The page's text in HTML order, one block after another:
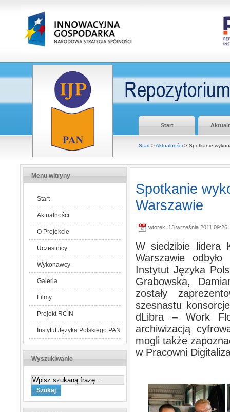
Start
Start >Aktualności > Spotkanie
Menu witryny
Start
Aktualności
O Projekcie
Uczestnicy
Wykonawcy
Galeria
Filmy
Projekt RCIN
Instytut Języka Polskiego PAN
Wyszukiwanie
Spotkanie
Warszawie
wtorek, 13 września 2011 09:26
W siedzibie lidera
Warszawie
Instytut Języka
Grabowska,
zostały
szesnastu
dLibra – Work
archiwizacją
mogli także
w Pracowni